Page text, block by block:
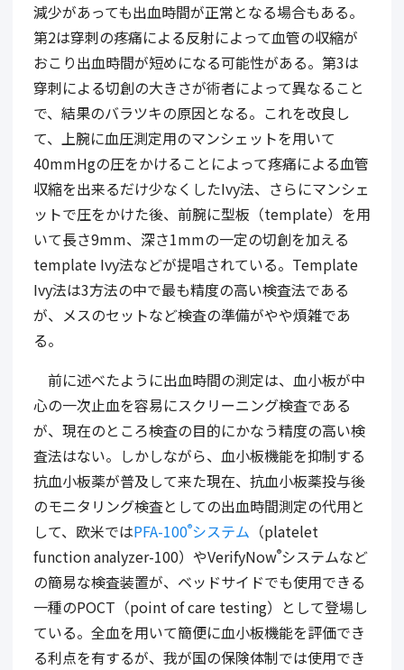
減少があっても出血時間が正常となる場合もある。
第2は穿刺の疼痛による反射によって血管の収縮が
おこり出血時間が短めになる可能性がある。第3は
穿刺による切創の大きさが術者によって異なること
で、結果のバラツキの原因となる。これを改良し
て、上腕に血圧測定用のマンシェットを用いて
40mmHgの圧をかけることによって疼痛による血管
収縮を出来るだけ少なくしたIvy法、さらにマンシェ
ットで圧をかけた後、前腕に型板（template）を用
いて長さ9mm、深さ1mmの一定の切創を加える
template Ivy法などが提唱されている。Template
Ivy法は3方法の中で最も精度の高い検査法である
が、メスのセットなど検査の準備がやや煩雑であ
る。
前に述べたように出血時間の測定は、血小板が中
心の一次止血を容易にスクリーニング検査である
が、現在のところ検査の目的にかなう精度の高い検
査法はない。しかしながら、血小板機能を抑制する
抗血小板薬が普及して来た現在、抗血小板薬投与後
のモニタリング検査としての出血時間測定の代用と
して、欧米ではPFA-100®システム （platelet
function analyzer-100）やVerifyNow®システムなど
の簡易な検査装置が、ベッドサイドでも使用できる
一種のPOCT（point of care testing）として登場し
ている。全血を用いて簡便に血小板機能を評価でき
る利点を有するが、我が国の保険体制では使用でき